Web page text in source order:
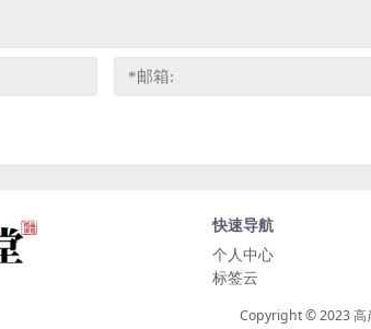
快速导航
个人中心
标签云
Copyright © 2023高